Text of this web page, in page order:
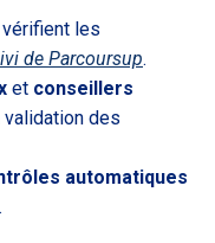
vérifient les
de Parcoursup.
et conseillers
des
automatiques